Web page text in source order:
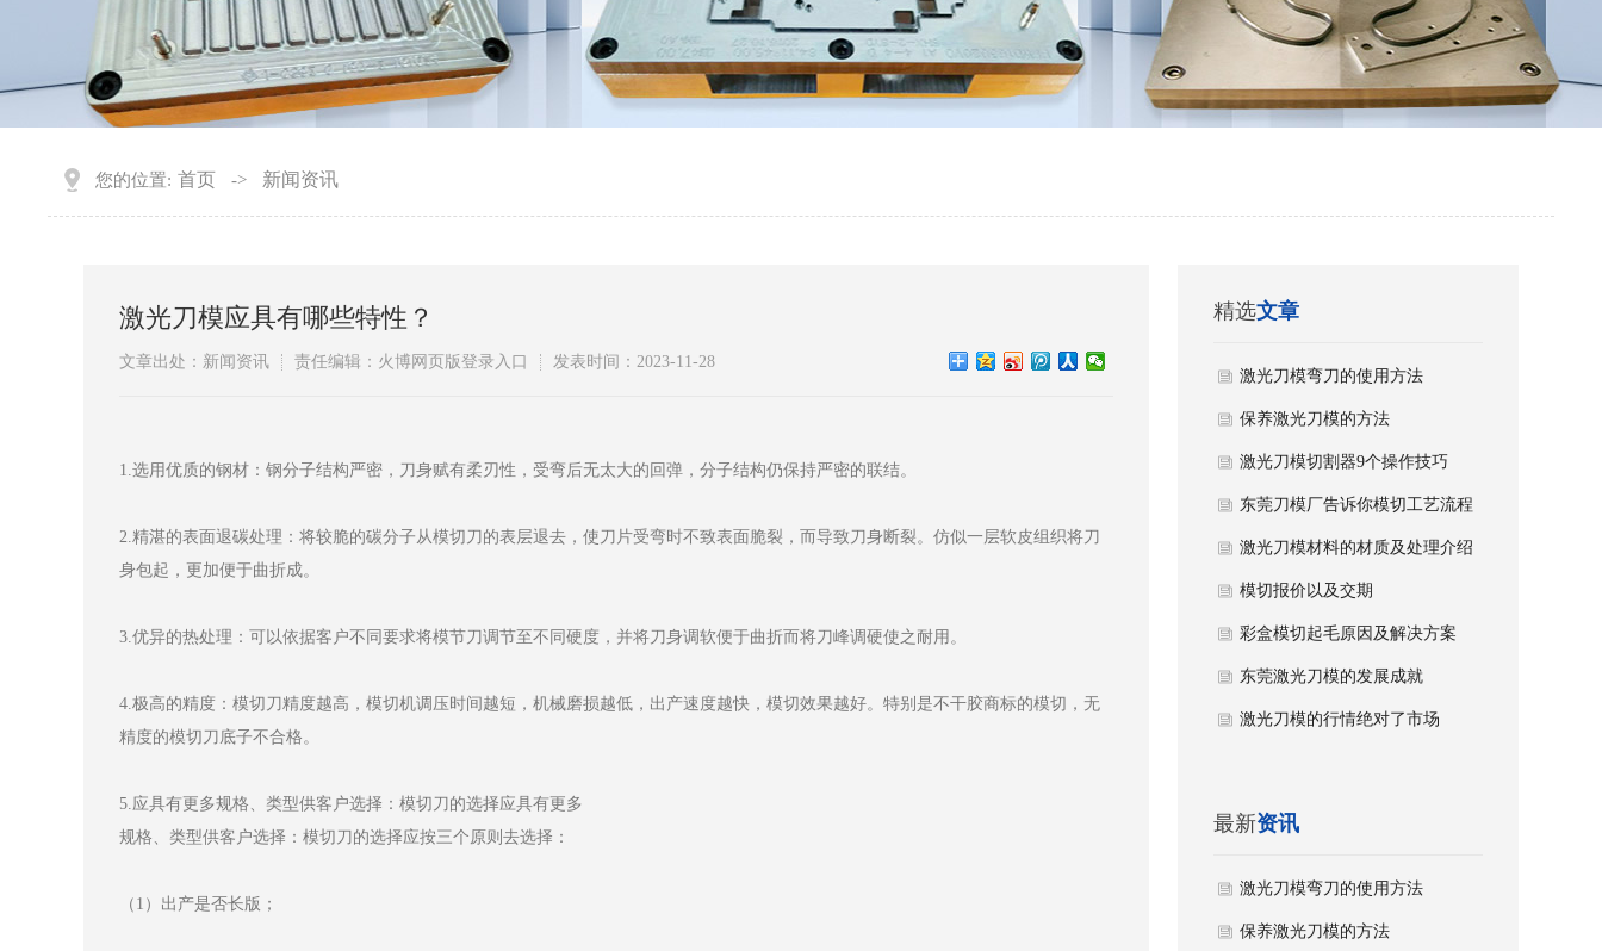
您的位置: 首页 -> 新闻资讯
激光刀模应具有哪些特性？
文章出处：新闻资讯 责任编辑：火博网页版登录入口 发表时间：2023-11-28
1.选用优质的钢材：钢分子结构严密，刀身赋有柔刃性，受弯后无太大的回弹，分子结构仍保持严密的联结。
2.精湛的表面退碳处理：将较脆的碳分子从模切刀的表层退去，使刀片受弯时不致表面脆裂，而导致刀身断裂。仿似一层软皮组织将刀
身包起，更加便于曲折成。
3.优异的热处理：可以依据客户不同要求将模节刀调节至不同硬度，并将刀身调软便于曲折而将刀峰调硬使之耐用。
4.极高的精度：模切刀精度越高，模切机调压时间越短，机械磨损越低，出产速度越快，模切效果越好。特别是不干胶商标的模切，无
精度的模切刀底子不合格。
5.应具有更多规格、类型供客户选择：模切刀的选择应具有更多
规格、类型供客户选择：模切刀的选择应按三个原则去选择：
（1）出产是否长版；
精选文章
激光刀模弯刀的使用方法
保养激光刀模的方法
激光刀模切割器9个操作技巧
东莞刀模厂告诉你模切工艺流程
怎么做
激光刀模材料的材质及处理介绍
模切报价以及交期
彩盒模切起毛原因及解决方案
东莞激光刀模的发展成就
激光刀模的行情绝对了市场
最新资讯
激光刀模弯刀的使用方法
保养激光刀模的方法